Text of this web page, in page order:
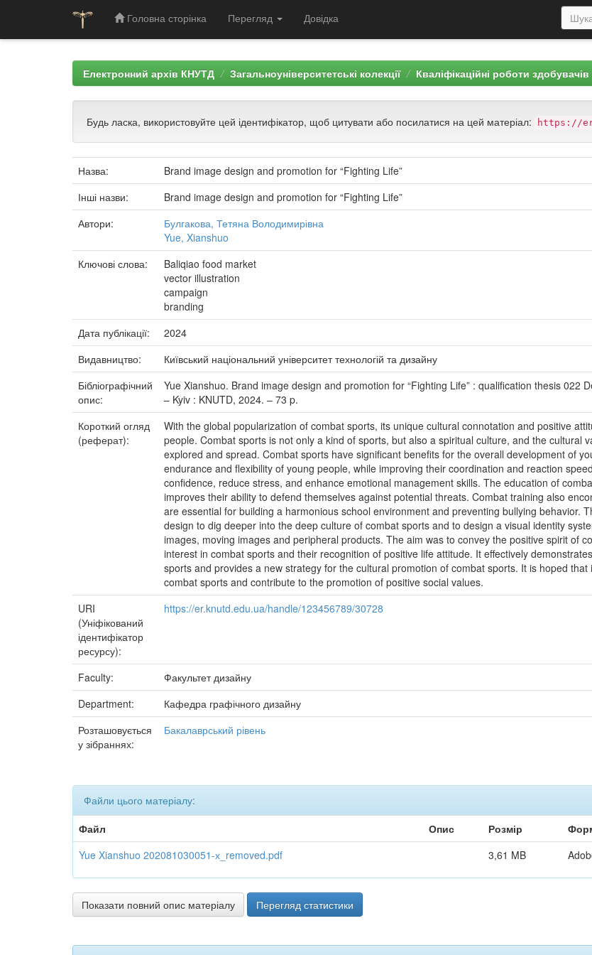
Головна сторінка Перегляд Довідка
Електронний архів КНУТД Загальноуніверситетські колекції Кваліфікаційні роботи
Будь ласка, використовуйте цей ідентифікатор, щоб цитувати або посилатися на цей матеріал: https://
Назва:
Brand image design and promotion for “Fighting Life”
Інші назви:
Brand image design and promotion for “Fighting Life”
Автори:
Булгакова, Тетяна Володимирівна
Yue, Xianshuo
Ключові слова:
Baliqiao food market
vector illustration
campaign
branding
Дата публікації:
2024
Видавництво:
Київський національний університет технологій та дизайну
Бібліографічний
опис:
Yue Xianshuo. Brand image design and promotion for “Fighting Life” : qualification thesis 022
– Kyiv : KNUTD, 2024. – 73 p.
Короткий огляд
(реферат):
With the global popularization of combat sports, its unique cultural connotation and positive
people. Combat sports is not only a kind of sports, but also a spiritual culture, and the cultural
explored and spread. Combat sports have significant benefits for the overall development of
endurance and flexibility of young people, while improving their coordination and reaction
confidence, reduce stress, and enhance emotional management skills. The education of
improves their ability to defend themselves against potential threats. Combat training also
are essential for building a harmonious school environment and preventing bullying behavior.
design to dig deeper into the deep culture of combat sports and to design a visual identity
images, moving images and peripheral products. The aim was to convey the positive spirit of
interest in combat sports and their recognition of positive life attitude. It effectively
sports and provides a new strategy for the cultural promotion of combat sports. It is hoped
combat sports and contribute to the promotion of positive social values.
URI
(Уніфікований
ідентифікатор
ресурсу):
https://er.knutd.edu.ua/handle/123456789/30728
Faculty:
Факультет дизайну
Department:
Кафедра графічного дизайну
Розташовується
у зібраннях:
Бакалаврський рівень
Файли цього матеріалу:
Файл
Опис Розмір
Yue Xianshuo 202081030051-х_removed.pdf
3,61 MB
Показати повний опис матеріалу Перегляд статистики